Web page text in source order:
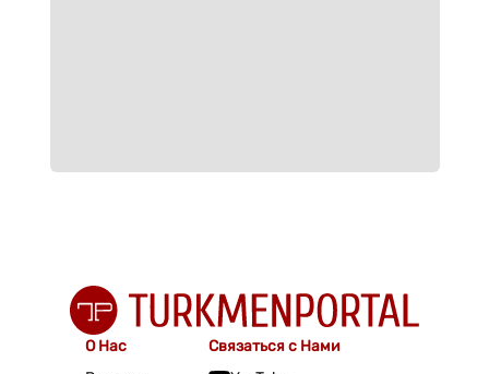
О Нас
Связаться с Нами